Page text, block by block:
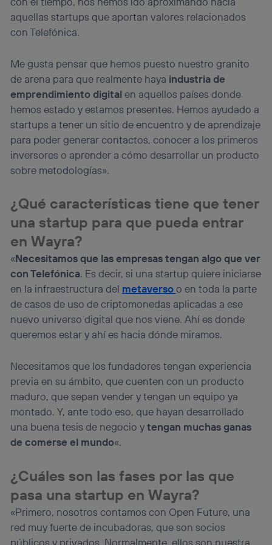
aquellas startups que aportan valores relacionados
con Telefónica.
Me gusta pensar que hemos puesto nuestro granito
de arena para que realmente haya industria de
emprendimiento digitalen aquellos países donde
hemos estado y estamos presentes. Hemos ayudado a
startups a tener un sitio de encuentro y de aprendizaje
para poder generar contactos, conocer a los primeros
inversores o aprender a cómo desarrollar un producto
sobre metodologías».
¿Qué características tiene que tener
una startup para que pueda entrar
en Wayra?
«Necesitamos que las empresas tengan algo que ver
con Telefónica. Es decir, si una startup quiere iniciarse
en la infraestructura del metaversoo en toda la parte
de casos de uso de criptomonedas aplicadas a ese
nuevo universo digital que nos viene. Ahí es donde
queremos estar y ahí es hacia dónde miramos.
Necesitamos que los fundadores tengan experiencia
previa en su ámbito, que cuenten con un producto
maduro, que sepan vender y tengan un equipo ya
montado. Y, ante todo eso, que hayan desarrollado
una buena tesis de negocio ytengan muchas ganas
de comerse el mundo«.
¿Cuáles son las fases por las que
pasa una startup en Wayra?
«Primero, nosotros contamos con Open Future, una
red muy fuerte de incubadoras, que son socios
públicos y privados. Normalmente, ellos son nuestra
Este identificador se asigna a la conexión de internet, por
lo que cualquier persona que conecte su dispositivo y
consienta el uso de la tecnología recibirá el mismo
Si utilizas unaconexión de banda ancha(p. ej., Wi-Fi),
el marketing o análisis se realizará en función de las
actividades de navegación de los miembros del hogar
que hayan dado su consentimiento.
Si utilizasdatos móviles, el marketing será más
personalizado, ya que se basará únicamente en la
navegación del usuario del móvil.
Puedes gestionar los consentimientos Utiq seleccionando
“Administrar Utiq” en la parte inferior de esta página web o
portal de privacidad de Utiq
la política de privacidad de Utiq.